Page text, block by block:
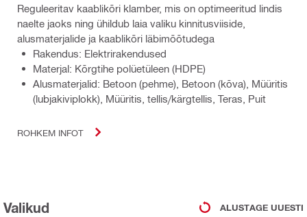
Reguleeritav kaablikõri klamber, mis on optimeeritud lindis
naelte jaoks ning ühildub laia valiku kinnitusviiside,
alusmaterjalide ja kaablikõri läbimõõtudega
Rakendus: Elektrirakendused
Materjal: Kõrgtihe polüetüleen (HDPE)
Alusmaterjalid: Betoon (pehme), Betoon (kõva), Müüritis
(lubjakiviplokk), Müüritis, tellis/kärgtellis, Teras, Puit
ROHKEM INFOT
Valikud ALUSTAGE UUESTI